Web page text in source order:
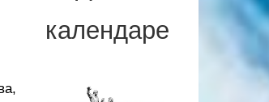
календаре